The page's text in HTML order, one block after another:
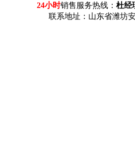
24小时销售服务热线： 杜经
联系地址：山东省潍坊